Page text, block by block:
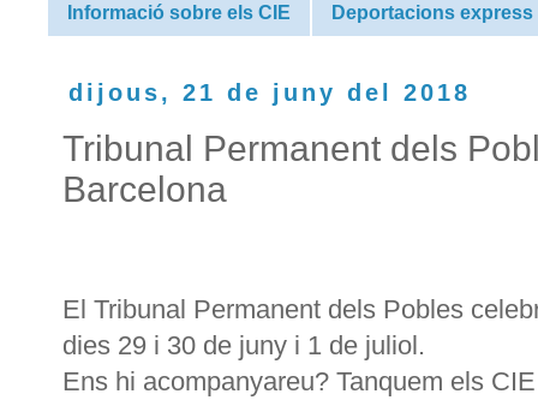
Informació sobre els CIE Deportacions express
dijous, 21 de juny del 2018
Tribunal Permanent dels
Barcelona
El Tribunal Permanent dels Pobles
dies 29 i 30 de juny i 1 de juliol.
Ens hi acompanyareu? Tanquem els